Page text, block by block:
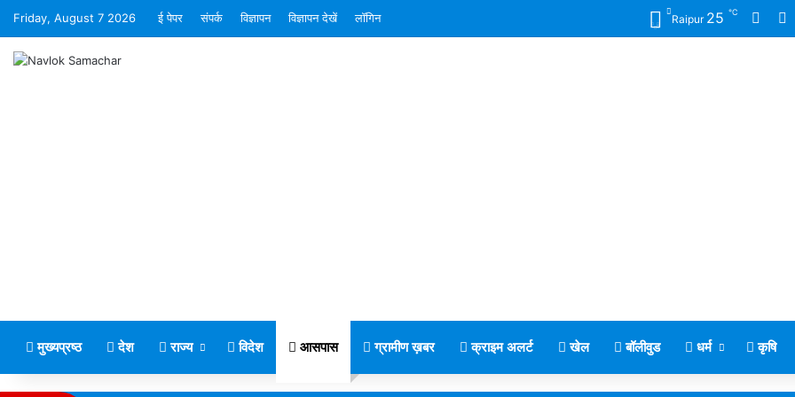
Friday, August 7 2026 ई पेपर संपर्क विज्ञापन विज्ञापन देखें लॉगिन Raipur 25 ℃
मुख्यप्रष्ठ देश राज्य विदेश आसपास ग्रामीण ख़बर क्राइम अलर्ट खेल बॉलीवुड धर्म कृषि